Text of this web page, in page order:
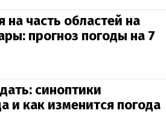
часть областей на
прогноз погоды на 7
синоптики
и как изменится погода